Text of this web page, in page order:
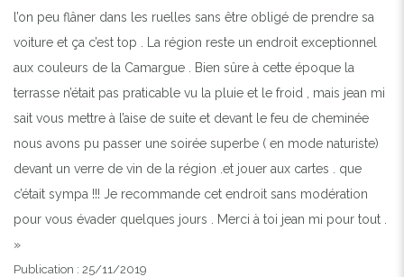
l’on peu flâner dans les ruelles sans être obligé de prendre sa
voiture et ça c’est top . La région reste un endroit exceptionnel
aux couleurs de la Camargue . Bien sûre à cette époque la
terrasse n’était pas praticable vu la pluie et le froid , mais jean mi
sait vous mettre à l’aise de suite et devant le feu de cheminée
nous avons pu passer une soirée superbe ( en mode naturiste)
devant un verre de vin de la région .et jouer aux cartes . que
c’était sympa !!! Je recommande cet endroit sans modération
pour vous évader quelques jours . Merci à toi jean mi pour tout .
»
Publication : 25/11/2019